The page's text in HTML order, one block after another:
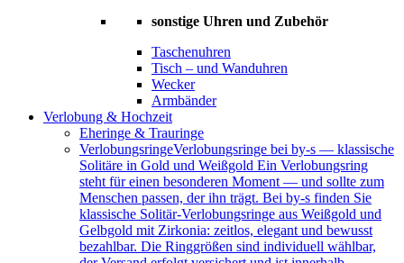
sonstige Uhren und Zubehör
Taschenuhren
Tisch – und Wanduhren
Wecker
Armbänder
Verlobung & Hochzeit
Eheringe & Trauringe
VerlobungsringeVerlobungsringe bei by-s — klassische
Solitäre in Gold und Weißgold Ein Verlobungsring
steht für einen besonderen Moment — und sollte zum
Menschen passen, der ihn trägt. Bei by-s finden Sie
klassische Solitär-Verlobungsringe aus Weißgold und
Gelbgold mit Zirkonia: zeitlos, elegant und bewusst
bezahlbar. Die Ringgrößen sind individuell wählbar,